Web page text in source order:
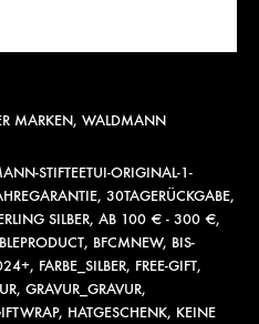
MARKEN, WALDMANN
STIFTEETUI-ORIGINAL-1-
, 30TAGERÜCKGABE,
SILBER, AB 100 € - 300 €,
, BFCMNEW, BIS-
, FARBE_SILBER, FREE-GIFT,
, GRAVUR_GRAVUR,
, HATGESCHENK, KEINE